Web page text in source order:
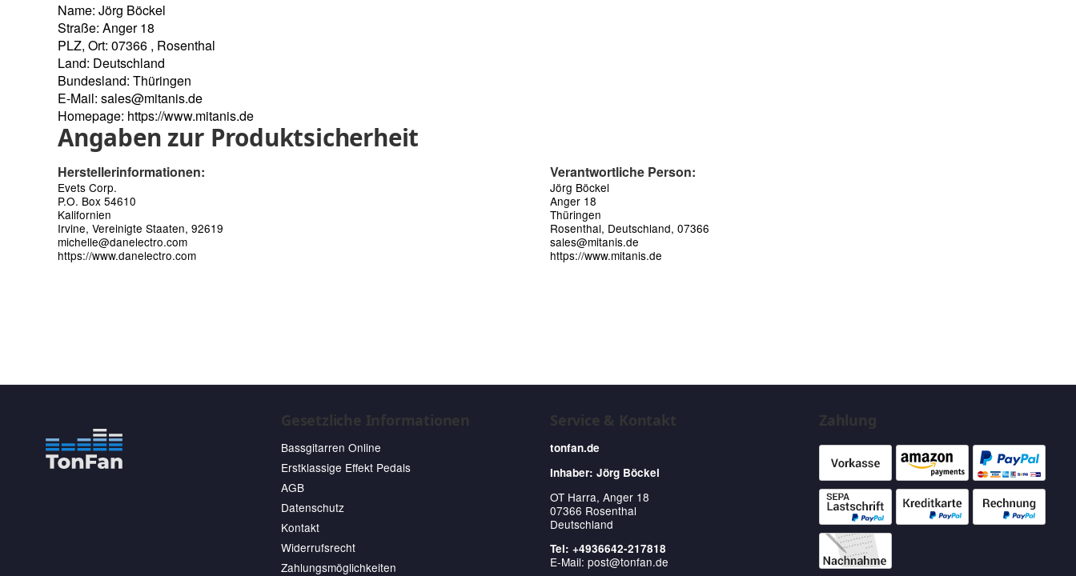
Name: Jörg Böckel
Straße: Anger 18
PLZ, Ort: 07366 , Rosenthal
Land: Deutschland
Bundesland: Thüringen
E-Mail: sales@mitanis.de
Homepage: https://www.mitanis.de
Angaben zur Produktsicherheit
Herstellerinformationen:
Evets Corp.
P.O. Box 54610
Kalifornien
Irvine, Vereinigte Staaten, 92619
michelle@danelectro.com
https://www.danelectro.com
Verantwortliche Person:
Jörg Böckel
Anger 18
Thüringen
Rosenthal, Deutschland, 07366
sales@mitanis.de
https://www.mitanis.de
Gesetzliche Informationen
Bassgitarren Online
Erstklassige Effekt Pedals
AGB
Datenschutz
Kontakt
Widerrufsrecht
Zahlungsmöglichkeiten
Service & Kontakt
tonfan.de
Inhaber: Jörg Böckel
OT Harra, Anger 18
07366 Rosenthal
Deutschland
Tel: +4936642-217818
E-Mail: post@tonfan.de